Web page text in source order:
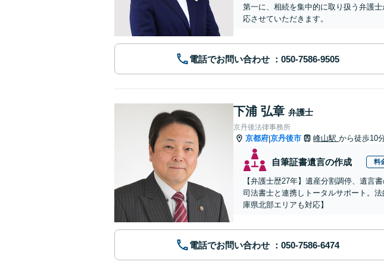
第一に、相続を集中的に取り扱う弁護
応させていただきます。
電話でお問い合わせ
下浦 弘章 弁護士
京丹後法律事務所
京都府|京丹後市 峰山駅 から徒歩10
自筆証書遺言の作成 料
【弁護士歴27年】遺産分割調停、遺言
司法書士と連携しトータルサポート。
庫県北部エリアも対応】
電話でお問い合わせ